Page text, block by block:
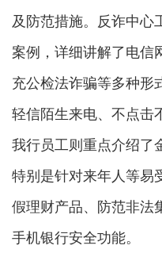
及防范措施。反诈中心
案例，详细讲解了电信
充公检法诈骗等多种形
轻信陌生来电、不点击
我行员工则重点介绍了
特别是针对来年人等易
假理财产品、防范非法
手机银行安全功能。